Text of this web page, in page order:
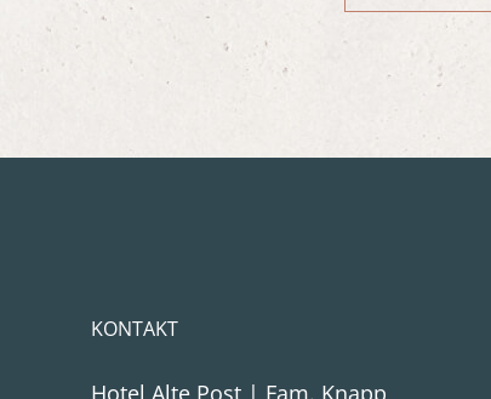
KONTAKT
Hotel Alte Post | Fam. Knapp